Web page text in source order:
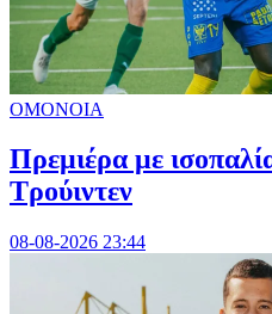
ΟΜΟΝΟΙΑ
Πρεμιέρα με
Τρούιντεν
08-08-2026 23:44